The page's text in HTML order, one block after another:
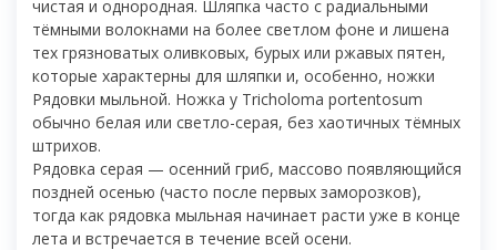
чистая и однородная. Шляпка часто с радиальными
тёмными волокнами на более светлом фоне и лишена
тех грязноватых оливковых, бурых или ржавых пятен,
которые характерны для шляпки и, особенно, ножки
Рядовки мыльной. Ножка у Tricholoma portentosum
обычно белая или светло-серая, без хаотичных тёмных
штрихов.
Рядовка серая — осенний гриб, массово появляющийся
поздней осенью (часто после первых заморозков),
тогда как рядовка мыльная начинает расти уже в конце
лета и встречается в течение всей осени.